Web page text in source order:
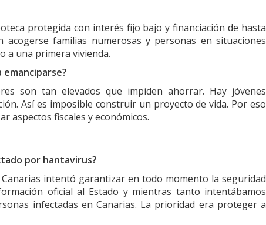
protegida con interés fijo bajo y financiación de hasta
familias numerosas y personas en situaciones
a una primera vivienda.
emanciparse?
son tan elevados que impiden ahorrar. Hay jóvenes
Así es imposible construir un proyecto de vida. Por eso
aspectos fiscales y económicos.
por hantavirus?
intentó garantizar en todo momento la seguridad
oficial al Estado y mientras tanto intentábamos
infectadas en Canarias. La prioridad era proteger a